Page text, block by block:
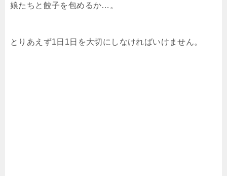
娘たちと餃子を包めるか…。
とりあえず1日1日を大切にしなければいけません。